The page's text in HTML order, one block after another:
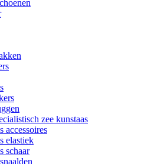
zee kunstaas
accessoires
elastiek
schaar